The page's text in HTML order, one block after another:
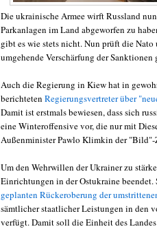
Die ukrainische Armee wirft Russland
Parkanlagen im Land abgeworfen zu
gibt es wie stets nicht. Nun prüft die
umgehende Verschärfung der Sanktionen
Auch die Regierung in Kiew hat in
berichteten Regierungsvertreter über
Damit ist erstmals bewiesen, dass sich
eine Winteroffensive vor, die nur mit
Außenminister Pawlo Klimkin der "Bild"-
Um den Wehrwillen der Ukrainer zu
Einrichtungen in der Ostukraine
geplanten Rückeroberung der
sämtlicher staatlicher Leistungen in den
verfügt. Damit soll die Einheit des